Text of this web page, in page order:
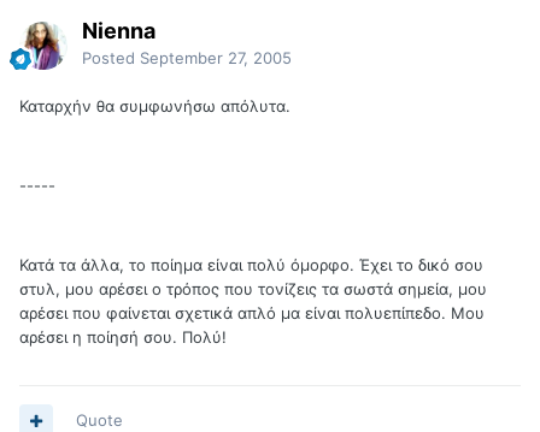
Nienna
Posted September 27, 2005
Καταρχήν θα συμφωνήσω απόλυτα.
-----
Κατά τα άλλα, το ποίημα είναι πολύ όμορφο. Έχει το δικό σου
στυλ, μου αρέσει ο τρόπος που τονίζεις τα σωστά σημεία, μου
αρέσει που φαίνεται σχετικά απλό μα είναι πολυεπίπεδο. Μου
αρέσει η ποίησή σου. Πολύ!
Quote